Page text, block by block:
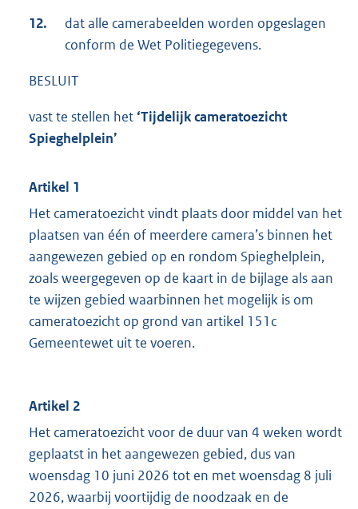
12.
dat alle camerabeelden worden opgeslagen
conform de Wet Politiegegevens.
BESLUIT
vast te stellen het ‘Tijdelijk cameratoezicht
Spieghelplein’
Artikel 1
Het cameratoezicht vindt plaats door middel van het
plaatsen van één of meerdere camera’s binnen het
aangewezen gebied op en rondom Spieghelplein,
zoals weergegeven op de kaart in de bijlage als aan
te wijzen gebied waarbinnen het mogelijk is om
cameratoezicht op grond van artikel 151c
Gemeentewet uit te voeren.
Artikel 2
Het cameratoezicht voor de duur van 4 weken wordt
geplaatst in het aangewezen gebied, dus van
woensdag 10 juni 2026 tot en met woensdag 8 juli
2026, waarbij voortijdig de noodzaak en de